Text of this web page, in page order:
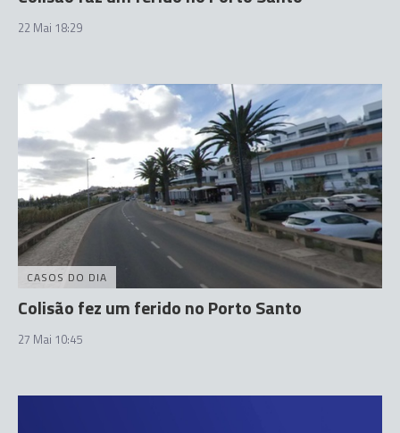
22 Mai 18:29
CASOS DO DIA
Colisão fez um ferido no Porto Santo
27 Mai 10:45